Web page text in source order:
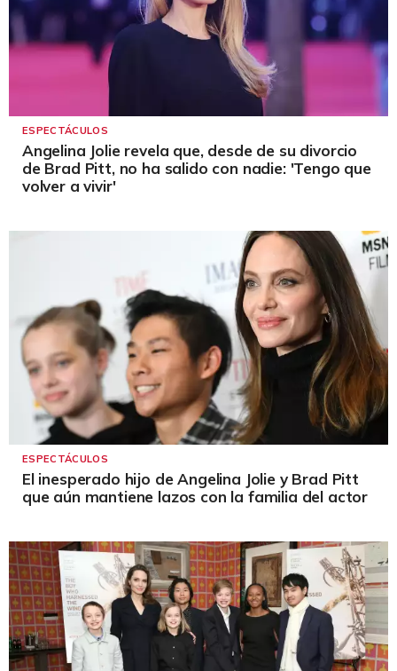
ESPECTÁCULOS
Angelina Jolie revela que, desde de su divorcio
de Brad Pitt, no ha salido con nadie: 'Tengo que
volver a vivir'
ESPECTÁCULOS
El inesperado hijo de Angelina Jolie y Brad Pitt
que aún mantiene lazos con la familia del actor